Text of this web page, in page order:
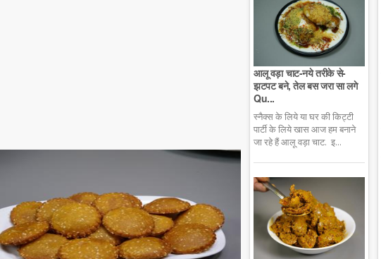
आलू वड़ा चाट-नये तरीके से-
झटपट बने, तेल बस जरा सा लगे
Qu...
स्नैक्स के लिये या घर की किट्टी
पार्टी के लिये खास आज हम बनाने
जा रहे हैं आलू वड़ा चाट. इ...